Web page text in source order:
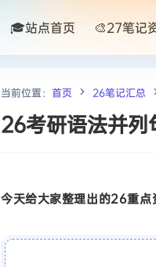
🎓站点首页 🎨27笔记
当前位置： 首页 26笔记汇总
26考研语法并列
今天给大家整理出的26重点